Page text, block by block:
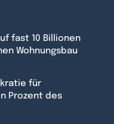
fast 10 Billionen
Wohnungsbau
für
Prozent des